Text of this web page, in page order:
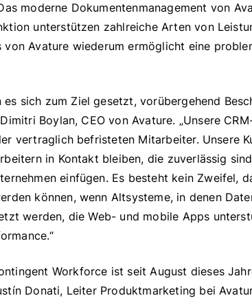
moderne Dokumentenmanagement von
unterstützen zahlreiche Arten von
von Avature wiederum ermöglicht eine
es sich zum Ziel gesetzt, vorübergehend
Boylan, CEO von Avature. „Unsere
vertraglich befristeten Mitarbeiter. Unsere
in Kontakt bleiben, die zuverlässig
einfügen. Es besteht kein Zweifel,
können, wenn Altsysteme, in denen
werden, die Web- und mobile Apps
Workforce ist seit August dieses
Donati, Leiter Produktmarketing bei